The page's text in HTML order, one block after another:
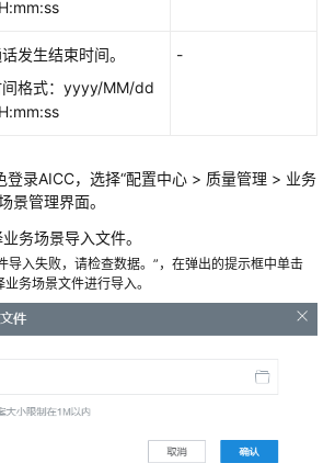
发生结束时间。
间格式：yyyy/MM/dd
-
登录AICC，选择“配置中心 > 质量管理 > 业务
景管理界面。
务场景导入文件。
导入失败，请检查数据。”，在弹出的提示框中单击
务场景文件进行导入。